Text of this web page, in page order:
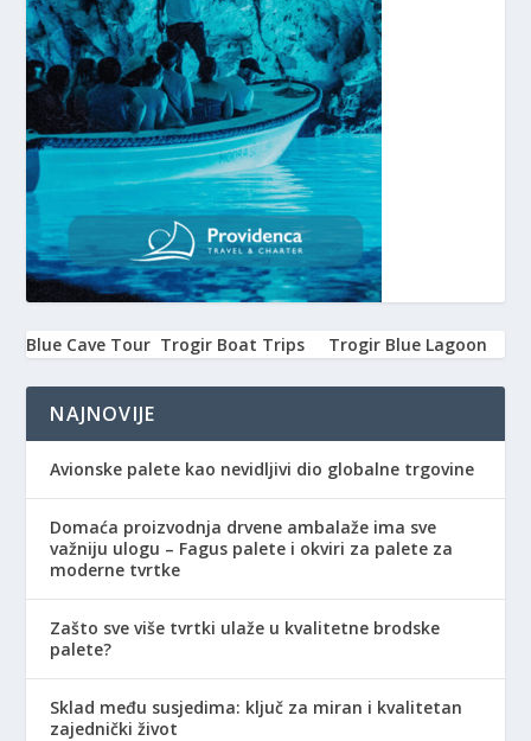
Blue Cave Tour Trogir Boat Trips Trogir Blue Lagoon
NAJNOVIJE
Avionske palete kao nevidljivi dio globalne trgovine
Domaća proizvodnja drvene ambalaže ima sve
važniju ulogu – Fagus palete i okviri za palete za
moderne tvrtke
Zašto sve više tvrtki ulaže u kvalitetne brodske
palete?
Sklad među susjedima: ključ za miran i kvalitetan
zajednički život